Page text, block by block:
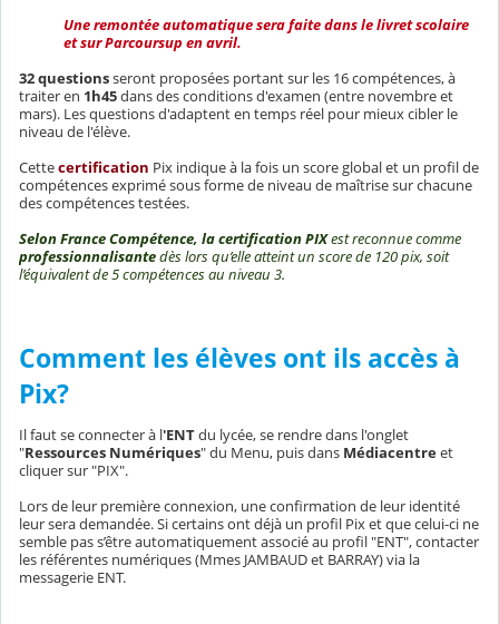
Une remontée automatique sera faite dans le livret scolaire
et sur Parcoursup en avril.
32 questionsseront proposées portant sur les 16 compétences, à
traiter en 1h45dans des conditions d'examen (entre novembre et
mars). Les questions d'adaptent en temps réel pour mieux cibler le
niveau de l'élève.
Cettecertification Pix indique à la fois un score global et un profil de
compétences exprimé sous forme de niveau de maîtrise sur chacune
des compétences testées.
Selon France Compétence, la certification PIXest reconnue comme
professionnalisantedès lors qu’elle atteint un score de 120 pix, soit
l’équivalent de 5 compétences au niveau 3.
Comment les élèves ont ils accès à
Pix?
Il faut se connecter à l'ENTdu lycée, se rendre dans l'onglet
"Ressources Numériques" du Menu, puis dans Médiacentreet
cliquer sur "PIX".
Lors de leur première connexion, une confirmation de leur identité
leur sera demandée. Si certains ont déjà un profil Pix et que celui-ci ne
semble pas s’être automatiquement associé au profil "ENT", contacter
les référentes numériques (Mmes JAMBAUD et BARRAY) via la
messagerie ENT.